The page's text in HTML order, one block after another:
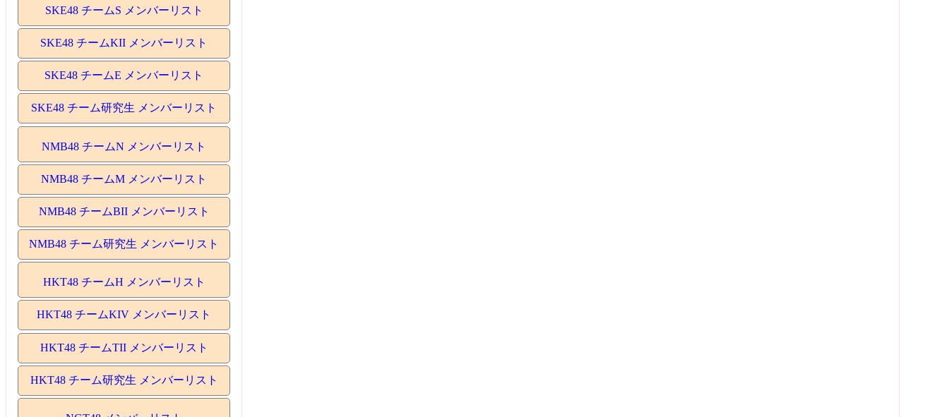
SKE48 チームS メンバーリスト
SKE48 チームKII メンバーリスト
SKE48 チームE メンバーリスト
SKE48 チーム研究生 メンバーリスト
NMB48 チームN メンバーリスト
NMB48 チームM メンバーリスト
NMB48 チームBII メンバーリスト
NMB48 チーム研究生 メンバーリスト
HKT48 チームH メンバーリスト
HKT48 チームKIV メンバーリスト
HKT48 チームTII メンバーリスト
HKT48 チーム研究生 メンバーリスト